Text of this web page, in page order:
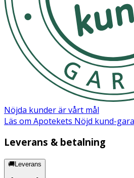
Nöjda kunder är vårt mål
Läs om Apotekets Nöjd kund-
Leverans & betalning
🚚Leverans